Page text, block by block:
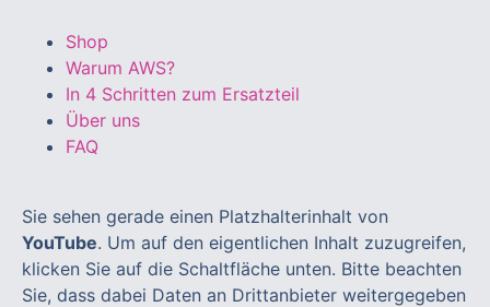
Shop
Warum AWS?
In 4 Schritten zum Ersatzteil
Über uns
FAQ
Sie sehen gerade einen Platzhalterinhalt von
YouTube. Um auf den eigentlichen Inhalt zuzugreifen,
klicken Sie auf die Schaltfläche unten. Bitte beachten
Sie, dass dabei Daten an Drittanbieter weitergegeben